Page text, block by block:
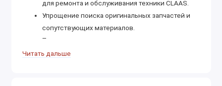
для ремонта и обслуживания техники CLAAS.
Упрощение поиска оригинальных запчастей и
сопутствующих материалов.
Поддержка диагностики и устранения
неисправностей в полевых и стационарных
Читать дальше